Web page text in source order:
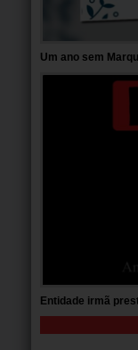
Um ano sem
Entidade irmã